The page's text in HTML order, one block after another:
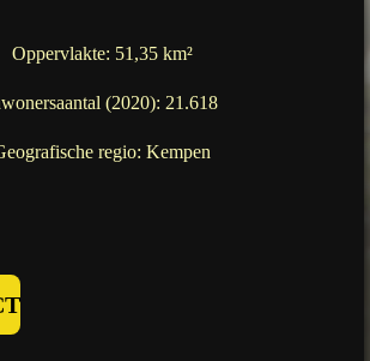
Oppervlakte: 51,35 km²
(2020): 21.618
regio: Kempen